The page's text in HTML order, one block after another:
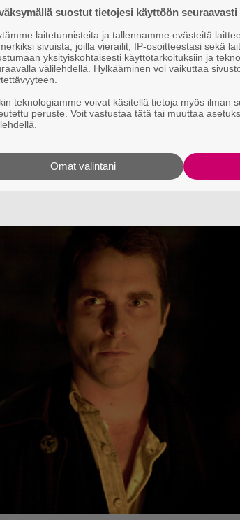
tusinalaariin unohtuvaa death metalia
kovimmille diggareille.
ja klassikoiden äärelle. Mikäli
kiinnostaa, Organic vastaa
suostut tietojesi käyttöön seuraavasti
laitetunnisteita ja tallennamme evästeitä
sivuista, joilla vierailit, IP-osoitteestasi sekä
yksityiskohtaisesti käyttötarkoituksiin ja
välilehdellä. Hylkääminen voi vaikuttaa
teknologiamme voivat käsitellä tietoja myös ilman
peruste. Voit vastustaa tätä tai muuttaa
Omat valintani